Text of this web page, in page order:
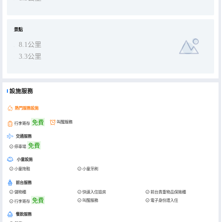
景點
8.1公里
3.3公里
設施服務
熱門服務設施
行李寄存 免費 叫醒服務
交通服務
停車場 免費
小童設施
小童拖鞋 小童牙刷
前台服務
儲物櫃 快速入住退房
前台貴重物品保險櫃
行李寄存 免費 叫醒服務 電子身份證入住
餐飲服務